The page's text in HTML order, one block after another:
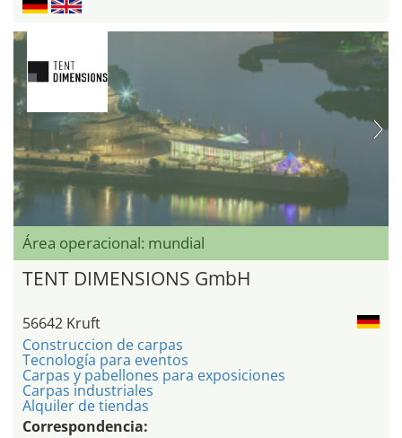
Área operacional: mundial
TENT DIMENSIONS GmbH
56642 Kruft
Construccion de carpas
Tecnología para eventos
Carpas y pabellones para exposiciones
Carpas industriales
Alquiler de tiendas
Correspondencia: